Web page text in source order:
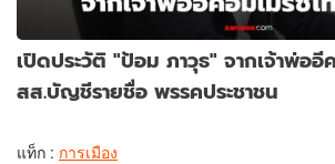
เปิดประวัติ "ป้อม ภาวุธ" จากเจ้าพ่ออี
สส.บัญชีรายชื่อ พรรคประชาชน
แท็ก : การเมือง